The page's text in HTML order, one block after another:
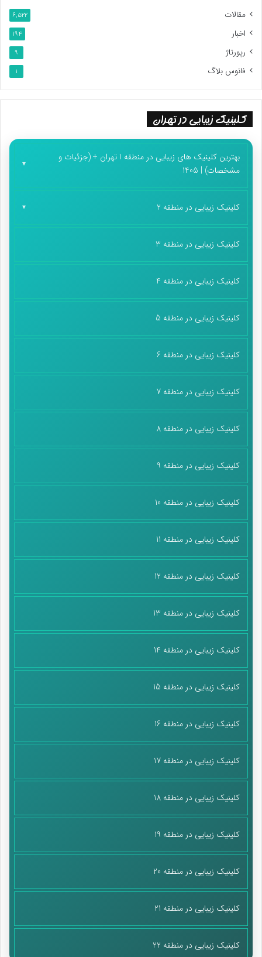
مقالات 6,522
اخبار 194
رپورتاژ 9
فانوس بلاگ 1
کلینیک زیبایی در تهران
بهترین کلینیک های زیبایی در منطقه 1 تهران + (جزئیات و
مشخصات) | 1405
کلینیک زیبایی در منطقه 2
کلینیک زیبایی در منطقه 3
کلینیک زیبایی در منطقه 4
کلینیک زیبایی در منطقه 5
کلینیک زیبایی در منطقه 6
کلینیک زیبایی در منطقه 7
کلینیک زیبایی در منطقه 8
کلینیک زیبایی در منطقه 9
کلینیک زیبایی در منطقه 10
کلینیک زیبایی در منطقه 11
کلینیک زیبایی در منطقه 12
کلینیک زیبایی در منطقه 13
کلینیک زیبایی در منطقه 14
کلینیک زیبایی در منطقه 15
کلینیک زیبایی در منطقه 16
کلینیک زیبایی در منطقه 17
کلینیک زیبایی در منطقه 18
کلینیک زیبایی در منطقه 19
کلینیک زیبایی در منطقه 20
کلینیک زیبایی در منطقه 21
کلینیک زیبایی در منطقه 22